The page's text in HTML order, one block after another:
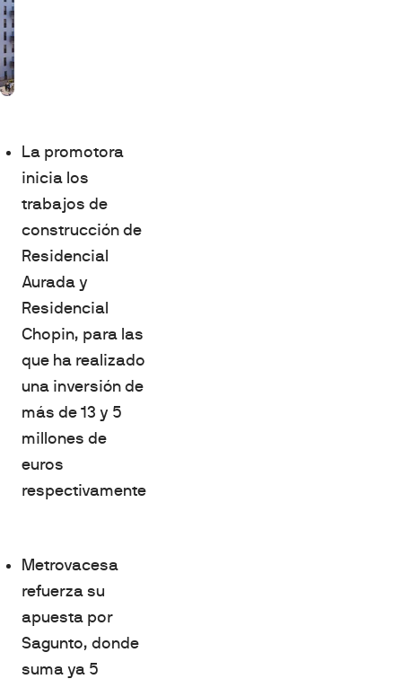
La promotora
inicia los
trabajos de
construcción de
Residencial
Aurada y
Residencial
Chopin, para las
que ha realizado
una inversión de
más de 13 y 5
millones de
euros
respectivamente
Metrovacesa
refuerza su
apuesta por
Sagunto, donde
suma ya 5